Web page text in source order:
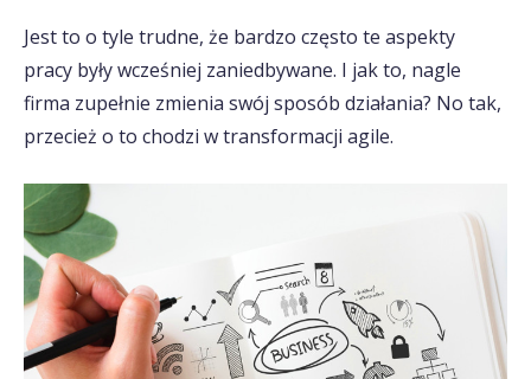
Jest to o tyle trudne, że bardzo często te aspekty
pracy były wcześniej zaniedbywane. I jak to, nagle
firma zupełnie zmienia swój sposób działania? No tak,
przecież o to chodzi w transformacji agile.